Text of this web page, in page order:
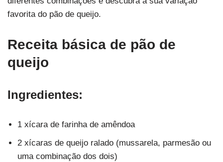
favorita do pão de queijo.
Receita básica de pão de
queijo
Ingredientes:
1 xícara de farinha de amêndoa
2 xícaras de queijo ralado (mussarela, parmesão ou
uma combinação dos dois)